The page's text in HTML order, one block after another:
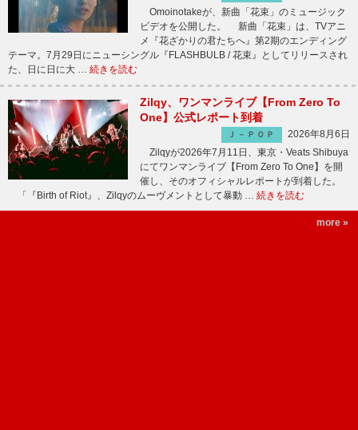
Omoinotakeが、新曲「花束」のミュージック
ビデオを公開した。 新曲「花束」は、TVアニ
メ『花ざかりの君たちへ』第2期のエンディング
テーマ。7月29日にニューシングル『FLASHBULB / 花束』としてリリースされ
た、日に日に大 … 続きを読む
Zilqy、ワンマンライブ【From Zero To
One】公式レポート到着
Ｊ－ＰＯＰ
2026年8月6日
Zilqyが2026年7月11日、東京・Veats Shibuya
にてワンマンライブ【From Zero To One】を開
催し、そのオフィシャルレポートが到着した。
「『Birth of Riot』、Zilqyのムーヴメントとして暴動 … 続きを読む
more »